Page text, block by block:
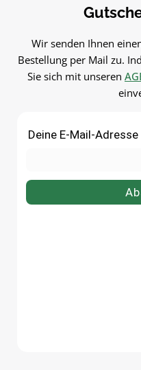
Wir senden Ihnen
Bestellung per Mail zu.
Sie sich mit unseren